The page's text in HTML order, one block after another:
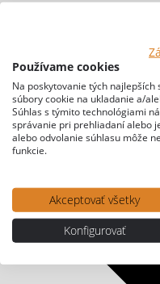
Používame cookies
Na poskytovanie tých
súbory cookie na ukladanie a/
Súhlas s týmito technológiami
správanie pri prehliadaní alebo
alebo odvolanie súhlasu môže
funkcie.
Akceptovať všetky
Konfigurovať